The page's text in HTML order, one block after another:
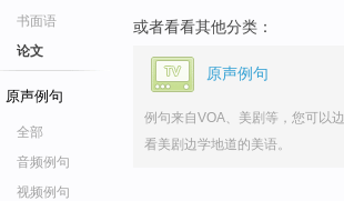
书面语
论文
原声例句
全部
音频例句
视频例句
或者看看其他分类：
原声例句
例句来自VOA、美剧等，您可以边
看美剧边学地道的美语。